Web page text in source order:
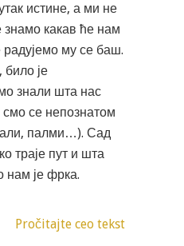
истине, а ми не
какав ће нам
радујемо му се баш.
било је
знали шта нас
смо се непознатом
палми…). Сад
траје пут и шта
нам је фрка.
Pročitajte ceo tekst